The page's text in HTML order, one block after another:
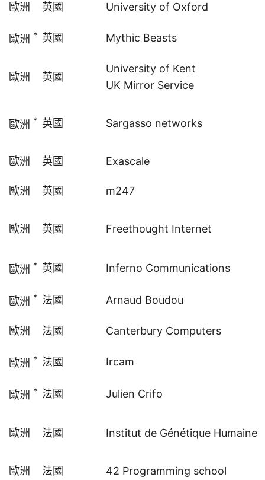
歐洲
英國 University of Oxford
歐洲 * 英國 Mythic Beasts
歐洲 英國
University of Kent
UK Mirror Service
歐洲 * 英國 Sargasso networks
歐洲 英國 Exascale
歐洲 英國 m247
歐洲 英國 Freethought Internet
歐洲 * 英國 Inferno Communications
歐洲 * 法國 Arnaud Boudou
歐洲 法國 Canterbury Computers
歐洲 * 法國 Ircam
歐洲 * 法國 Julien Crifo
歐洲 法國 Institut de Génétique Humaine
歐洲 法國 42 Programming school